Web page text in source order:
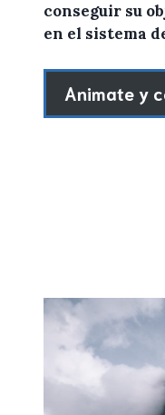
conseguir su
en el sistema
Animate y